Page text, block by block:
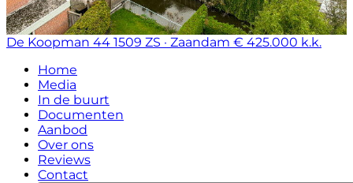
De Koopman 44 1509 ZS · Zaandam € 425.000 k.k.
Home
Media
In de buurt
Documenten
Aanbod
Over ons
Reviews
Contact